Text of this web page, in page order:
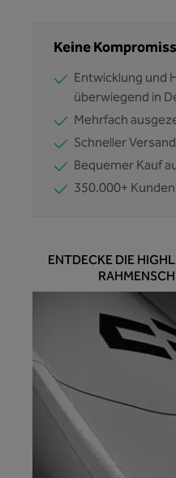
Keine
Entwicklung und
überwiegend in
Mehrfach
Schneller Versand
Bequemer Kauf
350.000+
ENTDECKE DIE